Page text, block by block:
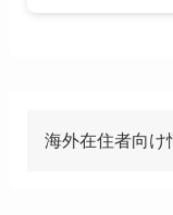
海外在住者向け